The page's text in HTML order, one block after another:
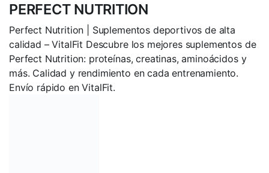
PERFECT NUTRITION
Perfect Nutrition | Suplementos deportivos de alta
calidad – VitalFit Descubre los mejores suplementos de
Perfect Nutrition: proteínas, creatinas, aminoácidos y
más. Calidad y rendimiento en cada entrenamiento.
Envío rápido en VitalFit.